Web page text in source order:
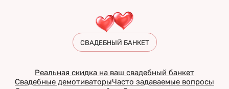
СВАДЕБНЫЙ БАНКЕТ
Реальная скидка на ваш свадебный банкет
Свадебные демотиваторыЧасто задаваемые вопросы